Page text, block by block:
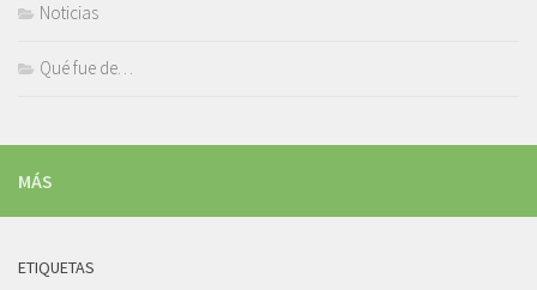
Noticias
Qué fue de…
MÁS
ETIQUETAS